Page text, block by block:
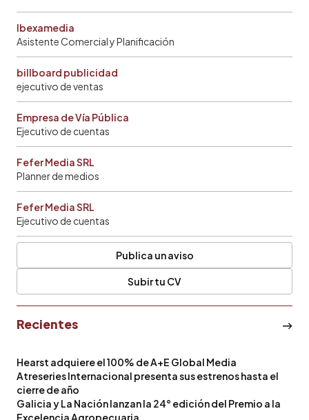
Ibexamedia
Asistente Comercial y Planificación
billboard publicidad
ejecutivo de ventas
Empresa de Vía Pública
Ejecutivo de cuentas
Fefer Media SRL
Planner de medios
Fefer Media SRL
Ejecutivo de cuentas
Publica un aviso
Subir tu CV
Recientes
Hearst adquiere el 100% de A+E Global Media
Atreseries Internacional presenta sus estrenos hasta el
cierre de año
Galicia y La Nación lanzan la 24° edición del Premio a la
Excelencia Agropecuaria